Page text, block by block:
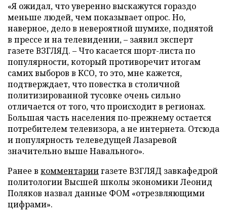
«Я ожидал, что уверенно выскажутся гораздо
меньше людей, чем показывает опрос. Но,
наверное, дело в невероятной шумихе, поднятой
в прессе и на телевидении, – заявил эксперт
газете ВЗГЛЯД. – Что касается шорт-листа по
популярности, который противоречит итогам
самих выборов в КСО, то это, мне кажется,
подтверждает, что повестка в столичной
политизированной тусовке очень сильно
отличается от того, что происходит в регионах.
Большая часть населения по-прежнему остается
потребителем телевизора, а не интернета. Отсюда
и популярность телеведущей Лазаревой
значительно выше Навального».
Ранее в комментариигазете ВЗГЛЯД завкафедрой
политологии Высшей школы экономики Леонид
Поляков назвал данные ФОМ «отрезвляющими
цифрами».